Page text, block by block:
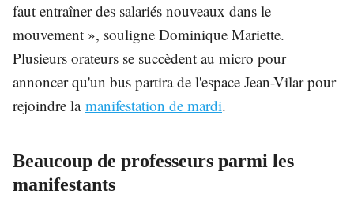
faut entraîner des salariés nouveaux dans le
mouvement », souligne Dominique Mariette.
Plusieurs orateurs se succèdent au micro pour
annoncer qu'un bus partira de l'espace Jean-Vilar pour
rejoindre la manifestation de mardi.
Beaucoup de professeurs parmi les
manifestants